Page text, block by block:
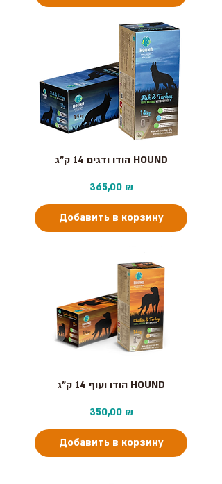
הודו ודגים 14 ק"ג HOUND
Цена
365,00 ₪
Добавить в корзину
הודו ועוף 14 ק"ג HOUND
Цена
350,00 ₪
Добавить в корзину